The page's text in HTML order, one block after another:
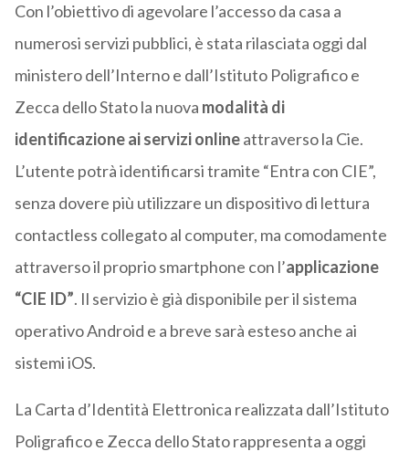
Con l’obiettivo di agevolare l’accesso da casa a
numerosi servizi pubblici, è stata rilasciata oggi dal
ministero dell’Interno e dall’Istituto Poligrafico e
Zecca dello Stato la nuova modalità di
identificazione ai servizi onlineattraverso la Cie.
L’utente potrà identificarsi tramite “Entra con CIE”,
senza dovere più utilizzare un dispositivo di lettura
contactless collegato al computer, ma comodamente
attraverso il proprio smartphone con l’applicazione
“CIE ID”. Il servizio è già disponibile per il sistema
operativo Android e a breve sarà esteso anche ai
sistemi iOS.
La Carta d’Identità Elettronica realizzata dall’Istituto
Poligrafico e Zecca dello Stato rappresenta a oggi